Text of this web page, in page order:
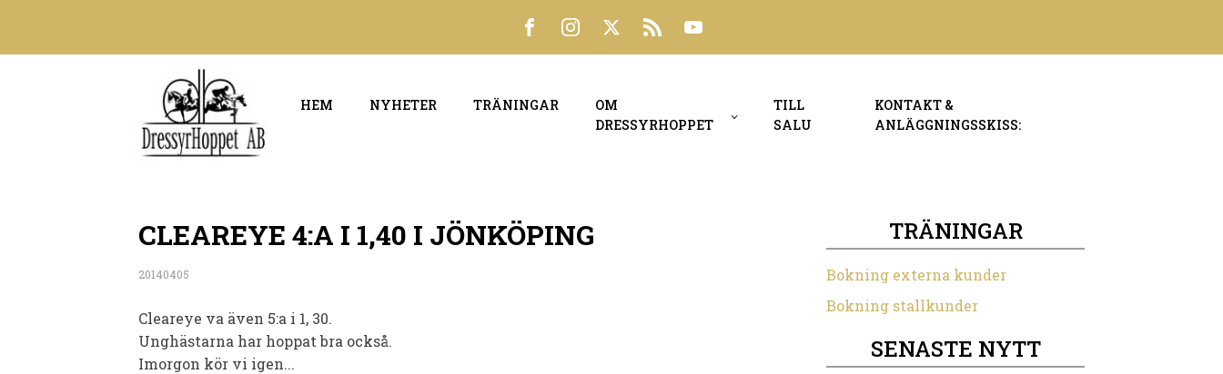
HEM NYHETER TRÄNINGAR
OM
DRESSYRHOPPET
TILL
SALU
KONTAKT &
ANLÄGGNINGSSKISS:
CLEAREYE 4:A I 1,40 I JÖNKÖPING
20140405
Cleareye va även 5:a i 1, 30.
Unghästarna har hoppat bra också.
Imorgon kör vi igen...
TRÄNINGAR
Bokning externa kunder
Bokning stallkunder
SENASTE NYTT